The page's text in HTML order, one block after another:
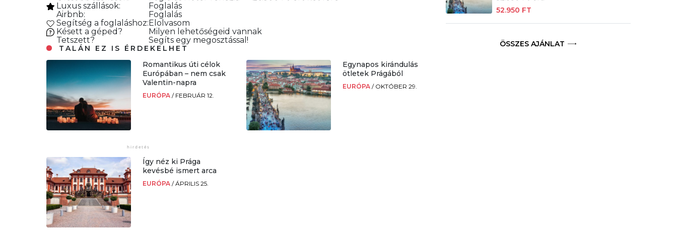
Luxus szállások:
Foglalás
Airbnb:
Foglalás
Segítség a foglaláshoz: Elolvasom
Késett a géped?
Milyen lehetőségeid vannak
Tetszett?
Segíts egy megosztással!
TALÁN EZ IS ÉRDEKELHET
Romantikus úti célok
Európában – nem csak
Valentin-napra
EURÓPA/ FEBRUÁR 12.
Egynapos kirándulás
ötletek Prágából
EURÓPA / OKTÓBER 29.
Így néz ki Prága
kevésbé ismert arca
EURÓPA/ÁPRILIS 25.
52.950 FT
ÖSSZES AJÁNLAT